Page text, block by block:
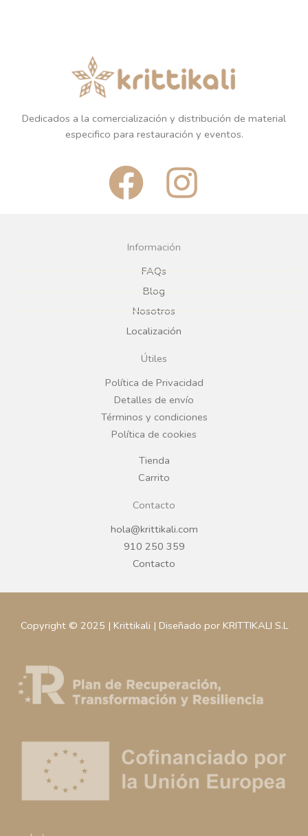
Dedicados a la comercialización y distribución de material
especifico para restauración y eventos.
F
a
c
e
b
o
o
k
I
n
g
r
a
Información
FAQs
Blog
Nosotros
Localización
Útiles
Política de Privacidad
Detalles de envío
Términos y condiciones
Política de cookies
Tienda
Carrito
Contacto
hola@krittikali.com
910 250 359
Contacto
Copyright © 2025 | Krittikali | Diseñado por KRITTIKALI S.L